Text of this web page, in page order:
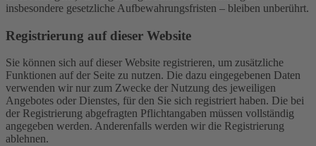
insbesondere gesetzliche Aufbewahrungsfristen – bleiben unberührt.
Registrierung auf dieser Website
Sie können sich auf dieser Website registrieren, um zusätzliche
Funktionen auf der Seite zu nutzen. Die dazu eingegebenen Daten
verwenden wir nur zum Zwecke der Nutzung des jeweiligen
Angebotes oder Dienstes, für den Sie sich registriert haben. Die bei
der Registrierung abgefragten Pflichtangaben müssen vollständig
angegeben werden. Anderenfalls werden wir die Registrierung
ablehnen.